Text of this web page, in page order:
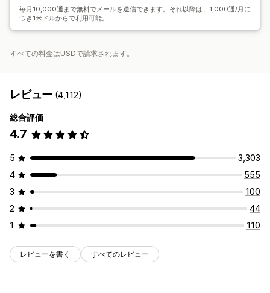
オートメーション ターゲティング
タグ付け 追跡 レポート インサイトとヒント 分析
毎月10,000通まで無料でメールを送信できます。それ以降は、1,000通/月に
つき1米ドルからで利用可能。
すべての料金はUSDで請求されます。
レビュー (4,112)
総合評価
4.7
5
3,303
4
555
3
100
2
44
1
110
レビューを書く すべてのレビュー